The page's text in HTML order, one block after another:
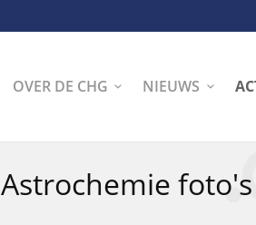
OVER DE CHG NIEUWS
Astrochemie foto's